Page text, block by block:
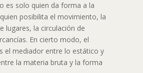
es solo quien da forma a la
posibilita el movimiento, la
lugares, la circulación de
En cierto modo, el
el mediador entre lo estático y
la materia bruta y la forma